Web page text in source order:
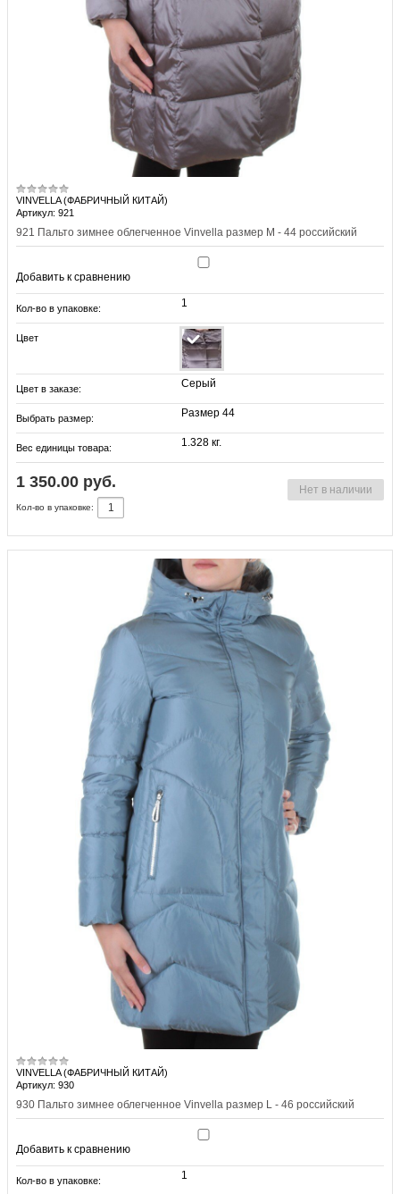
VINVELLA (ФАБРИЧНЫЙ КИТАЙ)
Артикул: 921
921 Пальто зимнее облегченное Vinvella размер M - 44 российский
Добавить к сравнению
Кол-во в упаковке: 1
Цвет
Цвет в заказе: Серый
Выбрать размер: Размер 44
Вес единицы товара: 1.328 кг.
1 350.00 руб. Нет в наличии
Кол-во в упаковке:
VINVELLA (ФАБРИЧНЫЙ КИТАЙ)
Артикул: 930
930 Пальто зимнее облегченное Vinvella размер L - 46 российский
Добавить к сравнению
Кол-во в упаковке: 1